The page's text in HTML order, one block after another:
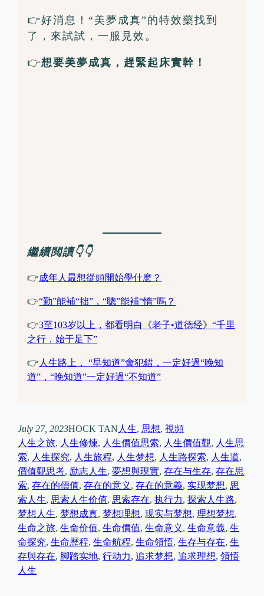
👉好消息！“美夢成真”的特效藥找到
了，來試試，一服見效。
👉想要美夢成真，趕緊起床實幹！
繼續閲讀👇👇
👉成年人最想從頭開始學什麽？
👉“勤”能補“拙”，“聰”能補“惰”嗎？
👉3至103岁以上，都看明白《老子•道德经》“千里
之行，始于足下”
👉 人生路上， “早知道”會犯錯，一定好過“晚知
道”，“晚知道”一定好過“不知道”
July 27, 2023HOCK TAN 人生, 思想, 視頻
人生之旅, 人生修煉, 人生價值思索, 人生價值觀, 人生思
索, 人生探究, 人生旅程, 人生梦想, 人生路探索, 人生道
價值觀思考, 励志人生, 夢想與現實, 存在与生存, 存在思
索, 存在的價值, 存在的意义 , 存在的意義, 实现梦想, 思
索人生, 思索人生价值, 思索存在, 执行力, 探索人生路
梦想人生, 梦想成真, 梦想理想, 现实与梦想, 理想梦想
生命之旅, 生命价值, 生命價值, 生命意义 , 生命意義, 生
命探究, 生命歷程, 生命航程, 生命領悟, 生存与存在, 生
存與存在, 脚踏实地, 行动力, 追求梦想, 追求理想, 領悟
人生